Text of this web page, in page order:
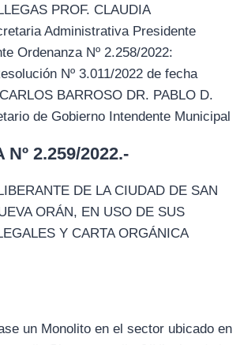
PROF. CLAUDIA
Administrativa Presidente
Ordenanza Nº 2.258/2022:
Nº 3.011/2022 de fecha
BARROSO DR. PABLO D.
de Gobierno Intendente Municipal
Nº 2.259/2022.-
DE LA CIUDAD DE SAN
ORÁN, EN USO DE SUS
Y CARTA ORGÁNICA
un Monolito en el sector ubicado en